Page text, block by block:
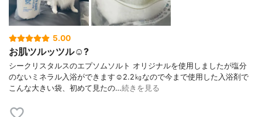
5.00
お肌ツルッツル☺️?
シークリスタルスのエプソムソルト オリジナルを使用しましたが塩分
のないミネラル入浴ができます☺︎2.2㎏なので今まで使用した入浴剤で
こんな大きい袋、初めて見たの…続きを見る